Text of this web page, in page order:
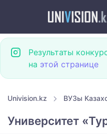
Результаты
на этой странице
Univision.kz ВУЗы
Университет